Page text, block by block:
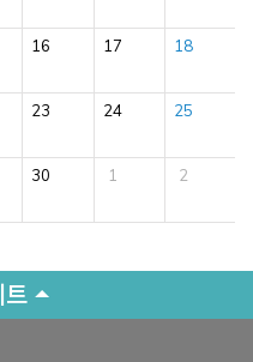
16 17 18
23 24 25
30 1 2
트